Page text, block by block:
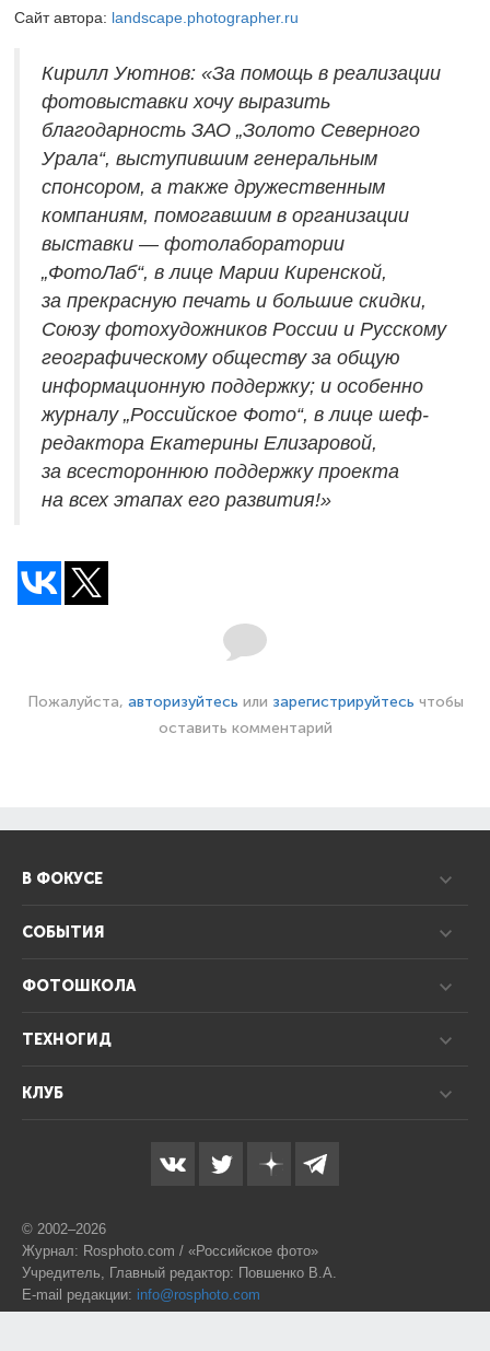
Сайт автора: landscape.photographer.ru
Кирилл Уютнов: «За помощь в реализации
фотовыставки хочу выразить
благодарность ЗАО „Золото Северного
Урала“, выступившим генеральным
спонсором, а также дружественным
компаниям, помогавшим в организации
выставки — фотолаборатории
„ФотоЛаб“, в лице Марии Киренской,
за прекрасную печать и большие скидки,
Союзу фотохудожников России и Русскому
географическому обществу за общую
информационную поддержку; и особенно
журналу „Российское Фото“, в лице шеф-
редактора Екатерины Елизаровой,
за всестороннюю поддержку проекта
на всех этапах его развития!»
Пожалуйста, авторизуйтесь или зарегистрируйтесь чтобы
оставить комментарий
В ФОКУСЕ
СОБЫТИЯ
ФОТОШКОЛА
ТЕХНОГИД
КЛУБ
© 2002–2026
Журнал: Rosphoto.com / «Российское фото»
Учредитель, Главный редактор: Повшенко В.А.
E-mail редакции: info@rosphoto.com